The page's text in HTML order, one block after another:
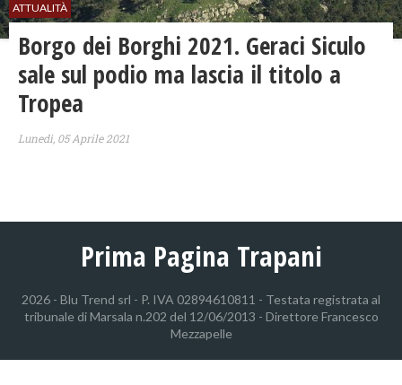
ATTUALITÀ
Borgo dei Borghi 2021. Geraci Siculo
sale sul podio ma lascia il titolo a
Tropea
Lunedì, 05 Aprile 2021
Prima Pagina Trapani
2026 - Blu Trend srl - P. IVA 02894610811 - Testata registrata al
tribunale di Marsala n.202 del 12/06/2013 - Direttore Francesco
Mezzapelle